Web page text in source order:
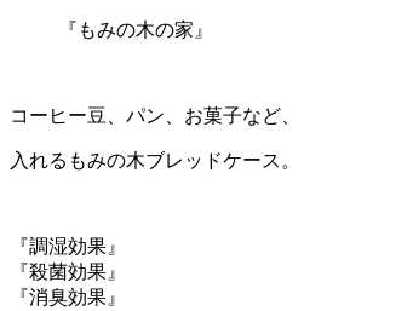
『もみの木の家』
コーヒー豆、パン、お菓子など、
入れるもみの木ブレッドケース。
『調湿効果』
『殺菌効果』
『消臭効果』